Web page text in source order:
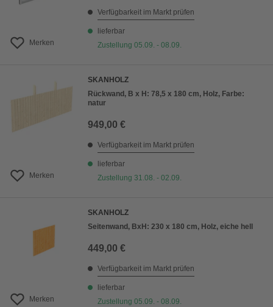
Merken
Verfügbarkeit im Markt prüfen
lieferbar
Zustellung 05.09. - 08.09.
Merken
SKANHOLZ
Rückwand, B x H: 78,5 x 180 cm, Holz, Farbe:
natur
949,00 €
Verfügbarkeit im Markt prüfen
lieferbar
Zustellung 31.08. - 02.09.
Merken
SKANHOLZ
Seitenwand, BxH: 230 x 180 cm, Holz, eiche hell
449,00 €
Verfügbarkeit im Markt prüfen
lieferbar
Zustellung 05.09. - 08.09.